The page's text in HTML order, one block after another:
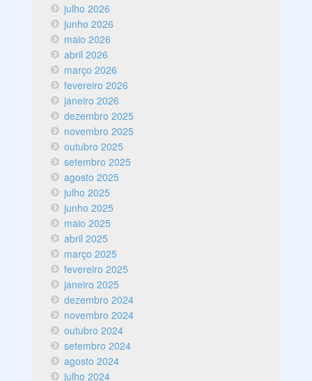
julho 2026
junho 2026
maio 2026
abril 2026
março 2026
fevereiro 2026
janeiro 2026
dezembro 2025
novembro 2025
outubro 2025
setembro 2025
agosto 2025
julho 2025
junho 2025
maio 2025
abril 2025
março 2025
fevereiro 2025
janeiro 2025
dezembro 2024
novembro 2024
outubro 2024
setembro 2024
agosto 2024
julho 2024